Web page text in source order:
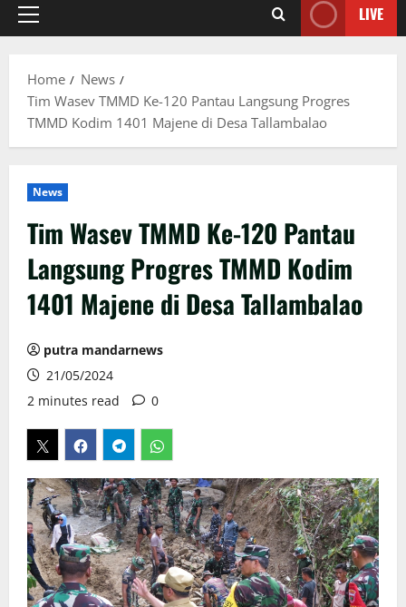
Primary
LIVE
Home
News
Tim Wasev TMMD Ke-120 Pantau Langsung Progres
TMMD Kodim 1401 Majene di Desa Tallambalao
News
Tim Wasev TMMD Ke-120 Pantau
Langsung Progres TMMD Kodim
1401 Majene di Desa Tallambalao
putra mandarnews
21/05/2024
2 minutes read
0